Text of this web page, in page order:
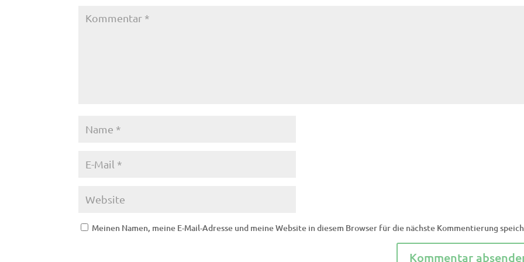
Meinen Namen, meine E-Mail-Adresse und meine Website in diesem Browser für die nächste Kommentierung